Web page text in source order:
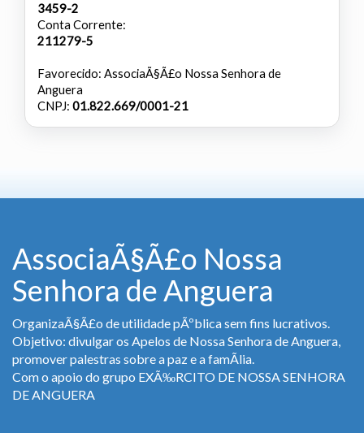
3459-2
Conta Corrente:
211279-5
Favorecido: AssociaÃ§Ã£o Nossa Senhora de
Anguera
CNPJ: 01.822.669/0001-21
AssociaÃ§Ã£o Nossa
Senhora de Anguera
OrganizaÃ§Ã£o de utilidade pÃºblica sem fins lucrativos.
Objetivo: divulgar os Apelos de Nossa Senhora de Anguera,
promover palestras sobre a paz e a famÃ­lia.
Com o apoio do grupo EXÃ‰RCITO DE NOSSA SENHORA
DE ANGUERA